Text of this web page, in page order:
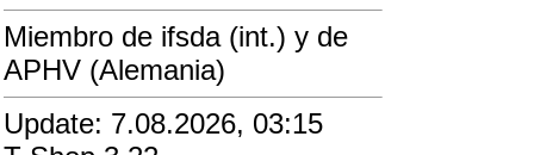
Miembro de ifsda (int.) y de
APHV (Alemania)
Update: 7.08.2026, 03:15